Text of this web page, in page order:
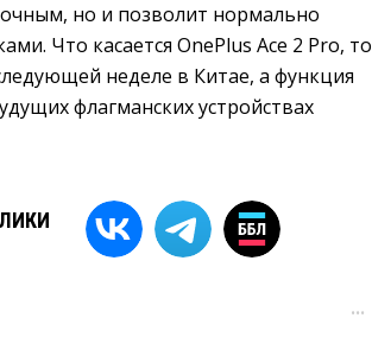
но и позволит нормально
Что касается OnePlus Ace 2 Pro, то
неделе в Китае, а функция
флагманских устройствах
···